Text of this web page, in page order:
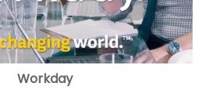
Workday